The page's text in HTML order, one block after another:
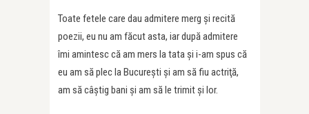
Toate fetele care dau admitere merg şi recită
poezii, eu nu am făcut asta, iar după admitere
îmi amintesc că am mers la tata şi i-am spus că
eu am să plec la Bucureşti şi am să fiu actriţă,
am să câştig bani şi am să le trimit și lor.